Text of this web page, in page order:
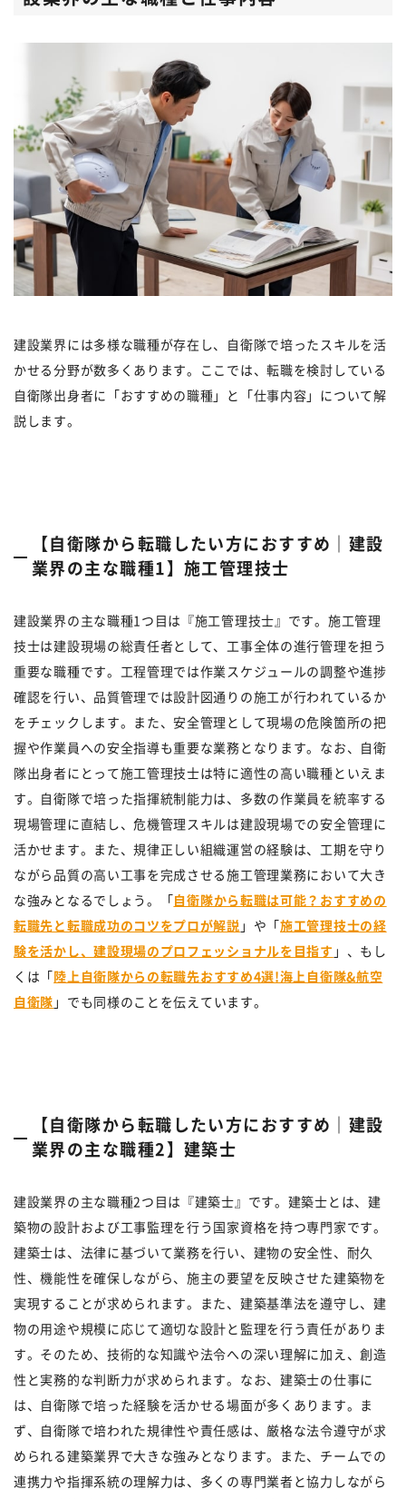
建設業界には多様な職種が存在し、自衛隊で培ったスキルを活
かせる分野が数多くあります。ここでは、転職を検討している
自衛隊出身者に「おすすめの職種」と「仕事内容」について解
説します。
【自衛隊から転職したい方におすすめ｜建設
業界の主な職種1】施工管理技士
建設業界の主な職種1つ目は『施工管理技士』です。施工管理
技士は建設現場の総責任者として、工事全体の進行管理を担う
重要な職種です。工程管理では作業スケジュールの調整や進捗
確認を行い、品質管理では設計図通りの施工が行われているか
をチェックします。また、安全管理として現場の危険箇所の把
握や作業員への安全指導も重要な業務となります。なお、自衛
隊出身者にとって施工管理技士は特に適性の高い職種といえま
す。自衛隊で培った指揮統制能力は、多数の作業員を統率する
現場管理に直結し、危機管理スキルは建設現場での安全管理に
活かせます。また、規律正しい組織運営の経験は、工期を守り
ながら品質の高い工事を完成させる施工管理業務において大き
な強みとなるでしょう。「 自衛隊から転職は可能？おすすめの
転職先と転職成功のコツをプロが解説 」や「施工管理技士の経
験を活かし、建設現場のプロフェッショナルを目指す 」、もし
くは「 陸上自衛隊からの転職先おすすめ4選!海上自衛隊&航空
自衛隊 」でも同様のことを伝えています。
【自衛隊から転職したい方におすすめ｜建設
業界の主な職種2】建築士
建設業界の主な職種2つ目は『建築士』です。建築士とは、建
築物の設計および工事監理を行う国家資格を持つ専門家です。
建築士は、法律に基づいて業務を行い、建物の安全性、耐久
性、機能性を確保しながら、施主の要望を反映させた建築物を
実現することが求められます。また、建築基準法を遵守し、建
物の用途や規模に応じて適切な設計と監理を行う責任がありま
す。そのため、技術的な知識や法令への深い理解に加え、創造
性と実務的な判断力が求められます。なお、建築士の仕事に
は、自衛隊で培った経験を活かせる場面が多くあります。ま
ず、自衛隊で培われた規律性や責任感は、厳格な法令遵守が求
められる建築業界で大きな強みとなります。また、チームでの
連携力や指揮系統の理解力は、多くの専門業者と協力しながら